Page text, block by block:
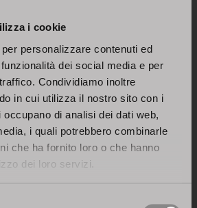
i cookie
personalizzare contenuti ed
dei social media e per
Condividiamo inoltre
in cui utilizza il nostro sito con i
di analisi dei dati web,
i quali potrebbero combinarle
che ha fornito loro o che hanno
dei loro servizi.